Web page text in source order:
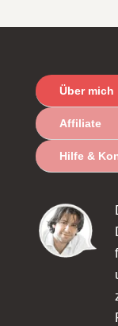
Über mich
Affiliate
Hilfe &